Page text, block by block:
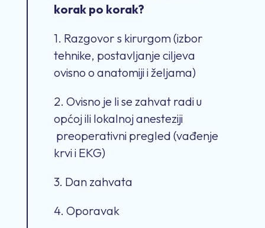
korak po korak?
1. Razgovor s kirurgom (izbor
tehnike, postavljanje ciljeva
ovisno o anatomiji i željama)
2. Ovisno je li se zahvat radi u
općoj ili lokalnoj anesteziji
preoperativni pregled (vađenje
krvi i EKG)
3. Dan zahvata
4. Oporavak